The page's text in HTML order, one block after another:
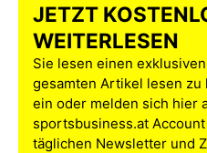
JETZT
WEITERLESEN
Sie lesen einen
gesamten Artikel lesen zu
ein oder melden sich hier
sportsbusiness.at
täglichen Newsletter und